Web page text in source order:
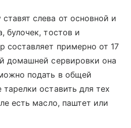
слева от основной и
булочек, тостов и
составляет примерно от 17
домашней сервировки она
подать в общей
оставить для тех
есть масло, паштет или